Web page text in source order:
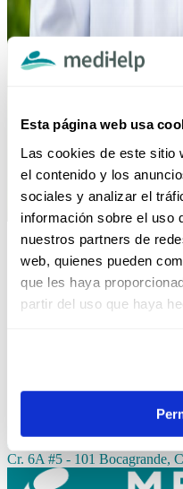
Esta página web usa
Las cookies de este sitio
el contenido y los
sociales y analizar el
información sobre el uso
nuestros partners de
web, quienes pueden
que les haya
partir del uso que haya
Team Information
Dr. Mauricio
Cirugía
Cr. 6A #5 - 101 Bocagrande,